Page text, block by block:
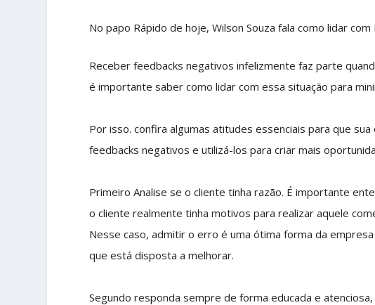
No papo Rápido de hoje, Wilson Souza fala como lidar
Receber feedbacks negativos infelizmente faz parte
é importante saber como lidar com essa situação para
Por isso. confira algumas atitudes essenciais para que
feedbacks negativos e utilizá-los para criar mais
Primeiro Analise se o cliente tinha razão. É importante
o cliente realmente tinha motivos para realizar aquele
Nesse caso, admitir o erro é uma ótima forma da
que está disposta a melhorar.
Segundo responda sempre de forma educada e